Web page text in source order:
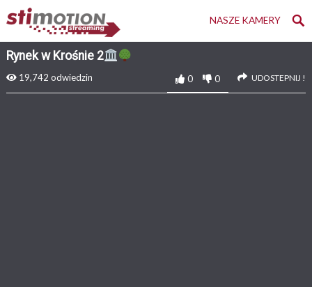
NASZE KAMERY
Rynek w Krośnie 2
19,742 odwiedzin 0 0 UDOSTEPNIJ !